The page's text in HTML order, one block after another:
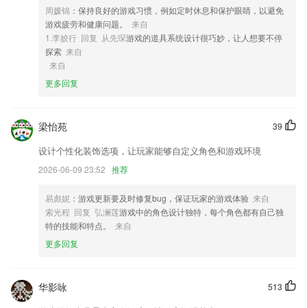
5,添加水印：做施工记号、记录经纬度、海拔、方位角度、地理位置、天
气、工程信息及自定义备注等
6,【词汇每日一背】升本词汇覆盖全面,即学即练活学活用,教你科学记忆,
30元可充值的棋牌软件优势
2.口语跟读：智能实时口语评分，逐句跟读逐词打分，助你攻克“开口”难
3.热线电话：在线为你解答各种政策知识，让你轻松了解情况。
作出经过深思熟虑的决定。
5.小班直播授课，满足家长精细化需求。课堂双向互动，课前进行分组，
可随时和老师打字或视频交流互动，表现积极老师奖励“小奖杯”，提升孩
子学习积极性；
容。
周媛锦 ：保持良好的游戏习惯，例如定时休息和保护眼睛，以避免
游戏疲劳和健康问题。
来自
1.李姣行 回复 从先琛游戏的道具系统设计很巧妙，让人想要不停
探索 来自
来自
更多回复
39
梁怡苑
设计个性化装饰选项，让玩家能够自定义角色和游戏环境
2026-06-09 23:52 推荐
易彪妮 ：游戏更新要及时修复bug，保证玩家的游戏体验 来自
索光程 回复 弘澜莲游戏中的角色设计独特，每个角色都有自己独
特的技能和特点。
来自
更多回复
513
华影咏